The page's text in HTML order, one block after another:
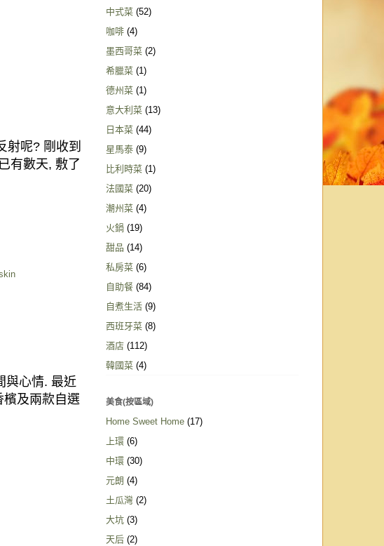
射呢? 剛收到
有數天, 敷了
與心情. 最近
檳及兩款自選
中式菜 (52)
咖啡 (4)
墨西哥菜 (2)
希臘菜 (1)
德州菜 (1)
意大利菜 (13)
日本菜 (44)
星馬泰 (9)
比利時菜 (1)
法國菜 (20)
潮州菜 (4)
火鍋 (19)
甜品 (14)
私房菜 (6)
自助餐 (84)
自煮生活 (9)
西班牙菜 (8)
酒店 (112)
韓國菜 (4)
美食(按區域)
Home Sweet Home (17)
上環 (6)
中環 (30)
元朗 (4)
土瓜灣 (2)
大坑 (3)
天后 (2)